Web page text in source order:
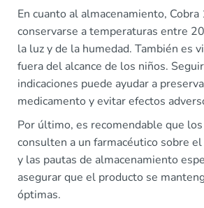
En cuanto al almacenamiento,
conservarse a temperaturas entre
la luz y de la humedad. También es
fuera del alcance de los niños.
indicaciones puede ayudar a
medicamento y evitar efectos
Por último, es recomendable que
consulten a un farmacéutico sobre
y las pautas de almacenamiento
asegurar que el producto se
óptimas.